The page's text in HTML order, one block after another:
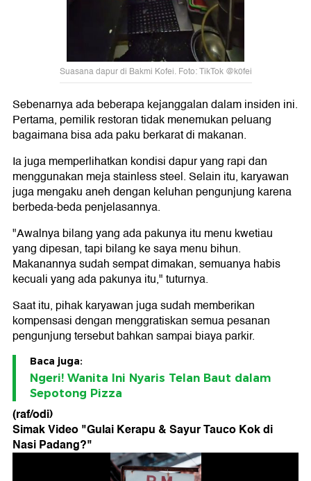
Suasana dapur di Bakmi Kofei. Foto: TikTok @k0fei
Sebenarnya ada beberapa kejanggalan dalam insiden ini.
Pertama, pemilik restoran tidak menemukan peluang
bagaimana bisa ada paku berkarat di makanan.
Ia juga memperlihatkan kondisi dapur yang rapi dan
menggunakan meja stainless steel. Selain itu, karyawan
juga mengaku aneh dengan keluhan pengunjung karena
berbeda-beda penjelasannya.
"Awalnya bilang yang ada pakunya itu menu kwetiau
yang dipesan, tapi bilang ke saya menu bihun.
Makanannya sudah sempat dimakan, semuanya habis
kecuali yang ada pakunya itu," tuturnya.
Saat itu, pihak karyawan juga sudah memberikan
kompensasi dengan menggratiskan semua pesanan
pengunjung tersebut bahkan sampai biaya parkir.
Baca juga:
Ngeri! Wanita Ini Nyaris Telan Baut dalam
Sepotong Pizza
(raf/odi)
Simak Video "Gulai Kerapu & Sayur Tauco Kok di
Nasi Padang?"